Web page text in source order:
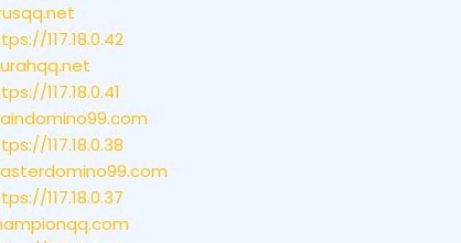
117.18.0.42
117.18.0.41
117.18.0.38
117.18.0.37